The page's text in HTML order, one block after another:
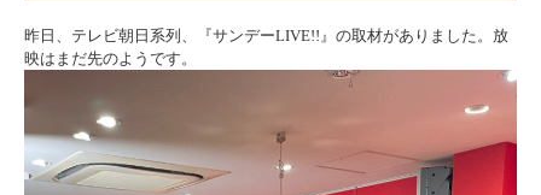
昨日、テレビ朝日系列、『サンデーLIVE!!』の取材がありました。放
映はまだ先のようです。